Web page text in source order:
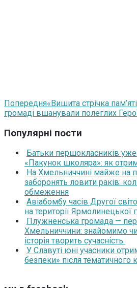
Попередня«Вишита стрічка
громаді вшанували полеглих
Популярні пости
Батьки першокласників
«Пакунок школяра»: як
На Хмельниччині майже на
заборонять ловити раків:
обмеження
Авіабомбу часів Другої
на території Ярмолинецької
Плужненська громада —
Хмельниччини: знайомимо
історія творить сучасність
У Славуті юні учасники
безпеки» після тематичного